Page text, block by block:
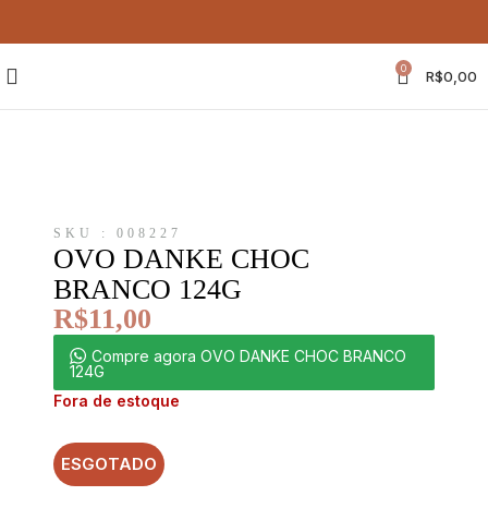
0 R$0,00
ESGOTADO
SKU : 008227
OVO DANKE CHOC
BRANCO 124G
R$11,00
Compre agora OVO DANKE CHOC BRANCO
124G
Fora de estoque